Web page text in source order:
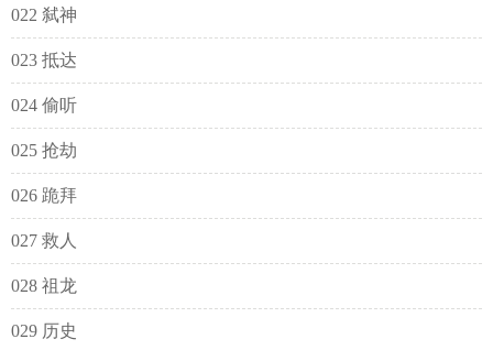
022 弑神
023 抵达
024 偷听
025 抢劫
026 跪拜
027 救人
028 祖龙
029 历史